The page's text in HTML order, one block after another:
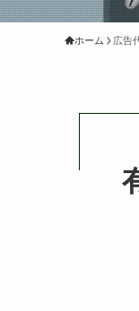
ホーム 広告